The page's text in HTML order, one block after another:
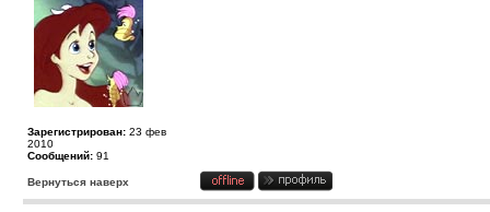
Зарегистрирован: 23 фев
2010
Сообщений: 91
Вернуться наверх